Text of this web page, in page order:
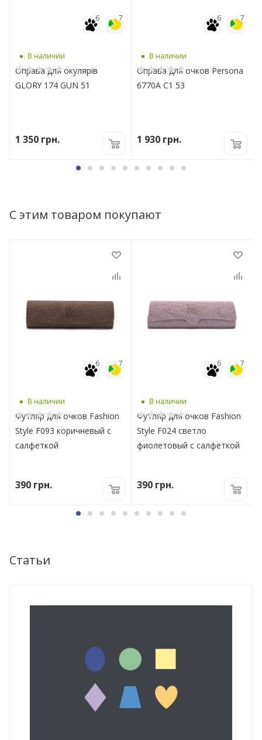
7
6
В наличии
Оправа для окулярів
GLORY 174 GUN 51
1 350 грн.
7
6
В наличии
Оправа для очков Persona
6770A C1 53
1 930 грн.
С этим товаром покупают
7
6
В наличии
Футляр для очков Fashion
Style F093 коричневый с
салфеткой
390 грн.
7
6
В наличии
Футляр для очков Fashion
Style F024 светло
фиолетовый с салфеткой
390 грн.
Статьи